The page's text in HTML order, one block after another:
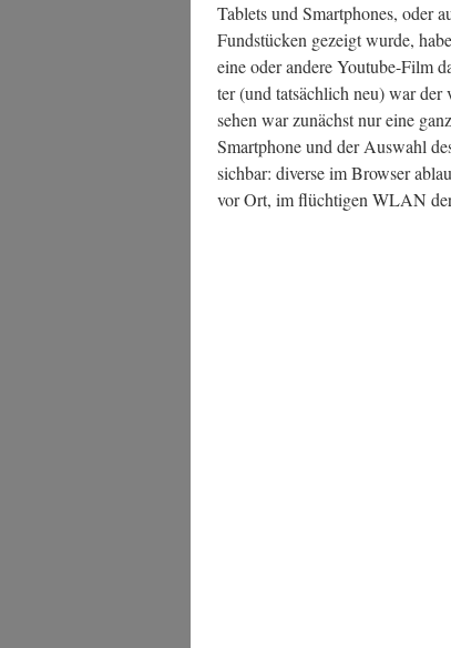
Tablets und Smart­phones, oder
Fund­stü­cken gezeigt wur­de,
eine oder ande­re You­tube-Film
ter (und tat­säch­lich neu) war
sehen war zunächst nur eine
Smart­phone und der Aus­wahl
sich­bar: diver­se im Brow­ser
vor Ort, im flüch­ti­gen WLAN